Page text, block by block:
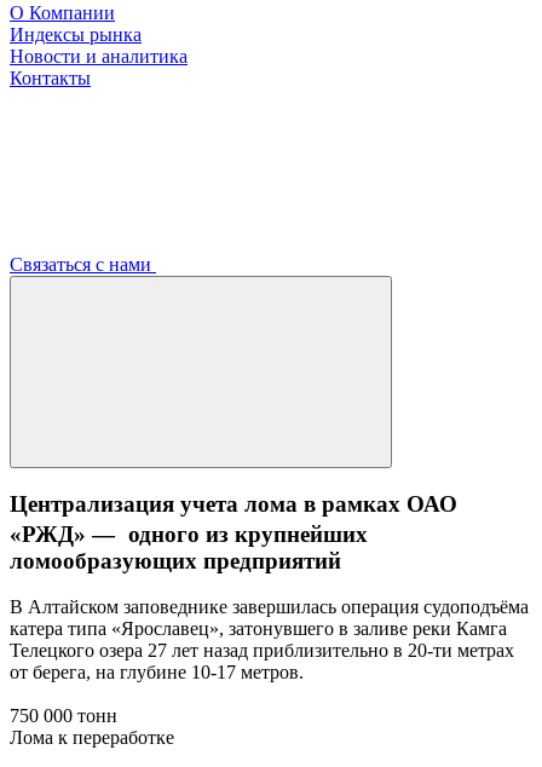
О Компании
Индексы рынка
Новости и аналитика
Контакты
Связаться с нами
Централизация учета лома в рамках ОАО
«РЖД» — одного из крупнейших
ломообразующих предприятий
В Алтайском заповеднике завершилась операция судоподъёма
катера типа «Ярославец», затонувшего в заливе реки Камга
Телецкого озера 27 лет назад приблизительно в 20-ти метрах
от берега, на глубине 10-17 метров.
750 000 тонн
Лома к переработке